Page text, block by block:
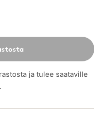
ja tulee saataville